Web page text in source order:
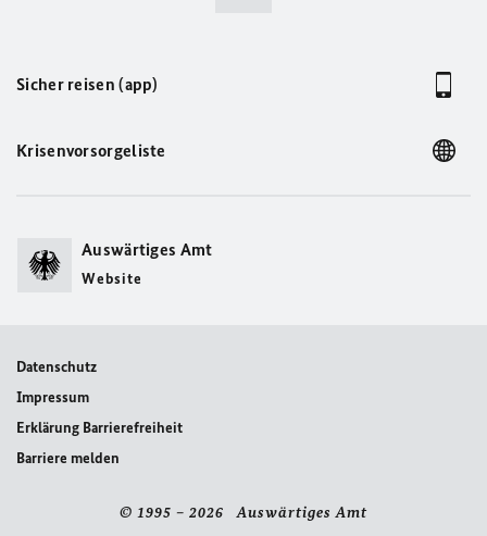
Sicher reisen (app)
Krisenvorsorgeliste
Auswärtiges Amt
Website
Datenschutz
Impressum
Erklärung Barrierefreiheit
Barriere melden
© 1995 – 2026 Auswärtiges Amt